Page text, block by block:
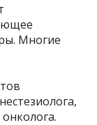
Многие